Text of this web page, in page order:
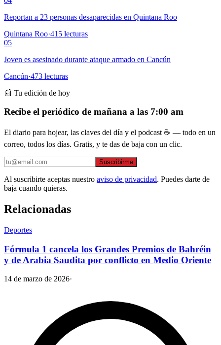
Reportan a 23 personas desaparecidas en Quintana Roo
Quintana Roo·415 lecturas
05
Joven es asesinado durante ataque armado en Cancún
Cancún·473 lecturas
📰 Tu edición de hoy
Recibe el periódico de mañana a las 7:00 am
El diario para hojear, las claves del día y el podcast ☕ — todo en un
correo, todos los días. Gratis, y te das de baja con un clic.
Suscribirme
Al suscribirte aceptas nuestro aviso de privacidad. Puedes darte de
baja cuando quieras.
Relacionadas
Deportes
Fórmula 1 cancela los Grandes Premios de Bahréin
y de Arabia Saudita por conflicto en Medio Oriente
14 de marzo de 2026·